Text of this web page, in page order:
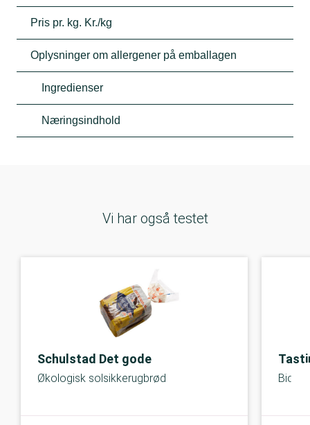
Pris pr. kg. Kr./kg
Oplysninger om allergener på emballagen
Ingredienser
Næringsindhold
Vi har også testet
Schulstad Det gode
Økologisk solsikkerugbrød Bio